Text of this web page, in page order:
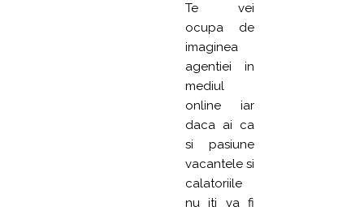
Te vei
ocupa de
imaginea
agentiei in
mediul
online iar
daca ai ca
si pasiune
vacantele si
calatoriile
nu iti va fi